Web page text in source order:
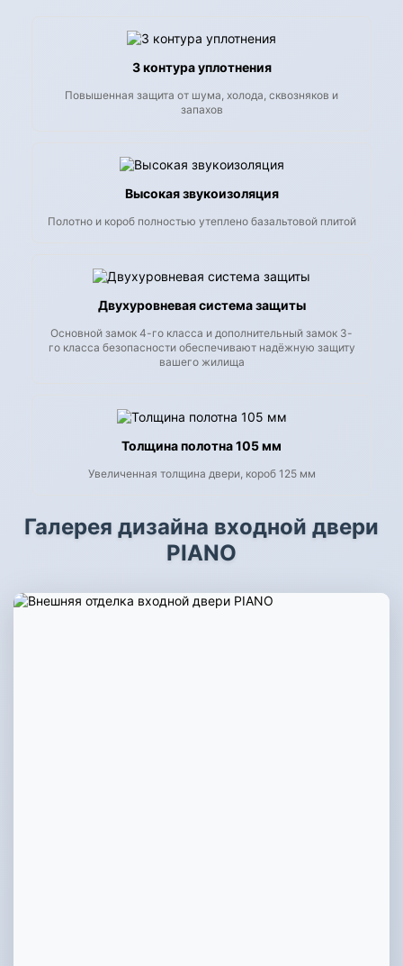
3 контура уплотнения
Повышенная защита от шума, холода, сквозняков и
запахов
Высокая звукоизоляция
Полотно и короб полностью утеплено базальтовой плитой
Двухуровневая система защиты
Основной замок 4-го класса и дополнительный замок 3-
го класса безопасности обеспечивают надёжную защиту
вашего жилища
Толщина полотна 105 мм
Увеличенная толщина двери, короб 125 мм
Галерея дизайна входной двери
PIANO